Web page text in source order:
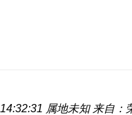
属地未知 来自：